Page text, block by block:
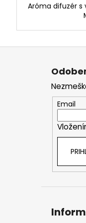
Aróma difuzér s
Email